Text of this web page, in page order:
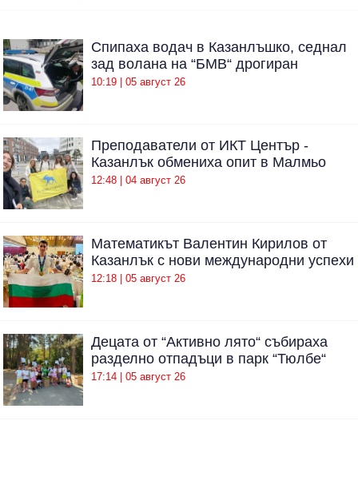
Спипаха водач в Казанлъшко, седнал
зад волана на “БМВ“ дрогиран
10:19 | 05 август 26
Преподаватели от ИКТ Център -
Казанлък обмениха опит в Малмьо
12:48 | 04 август 26
Математикът Валентин Кирилов от
Казанлък с нови международни успехи
12:18 | 05 август 26
Децата от “Активно лято“ събираха
разделно отпадъци в парк “Тюлбе“
17:14 | 05 август 26